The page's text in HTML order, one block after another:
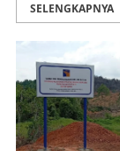
3
SELENGKAPNYA